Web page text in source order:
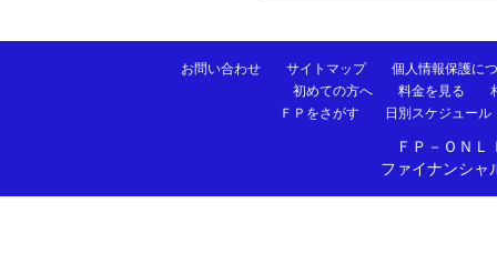
お問い合わせ サイトマップ
個人情報保護に
初めての方へ
料金を見る
ＦＰをさがす
日別スケジュール
ＦＰ－ＯＮ
ファイナンシャ